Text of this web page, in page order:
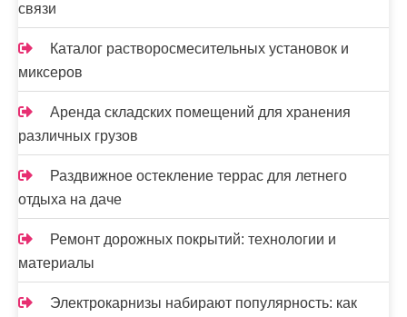
связи
Каталог растворосмесительных установок и
миксеров
Аренда складских помещений для хранения
различных грузов
Раздвижное остекление террас для летнего
отдыха на даче
Ремонт дорожных покрытий: технологии и
материалы
Электрокарнизы набирают популярность: как